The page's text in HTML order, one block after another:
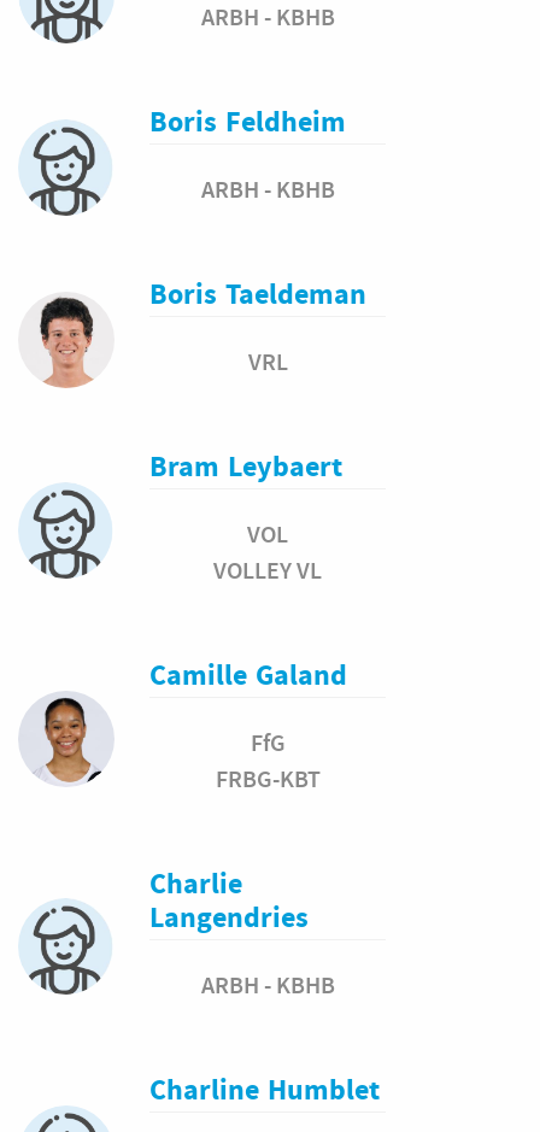
ARBH - KBHB
Boris Feldheim
ARBH - KBHB
Boris Taeldeman
VRL
Bram Leybaert
VOL
VOLLEY VL
Camille Galand
FfG
FRBG-KBT
Charlie
Langendries
ARBH - KBHB
Charline Humblet